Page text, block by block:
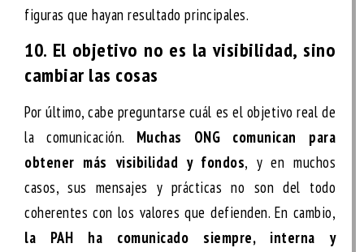
figuras que hayan resultado principales.
10. El objetivo no es la visibilidad, sino
cambiar las cosas
Por último, cabe preguntarse cuál es el objetivo real de
la comunicación. Muchas ONG comunican para
obtener más visibilidad y fondos, y en muchos
casos, sus mensajes y prácticas no son del todo
coherentes con los valores que defienden. En cambio,
la PAH ha comunicado siempre, interna y